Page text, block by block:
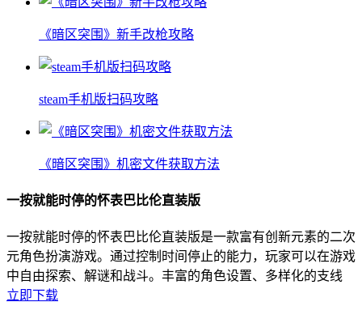
《暗区突围》新手改枪攻略
steam手机版扫码攻略
《暗区突围》机密文件获取方法
一按就能时停的怀表巴比伦直装版
一按就能时停的怀表巴比伦直装版是一款富有创新元素的二次
元角色扮演游戏。通过控制时间停止的能力，玩家可以在游戏
中自由探索、解谜和战斗。丰富的角色设置、多样化的支线
立即下载